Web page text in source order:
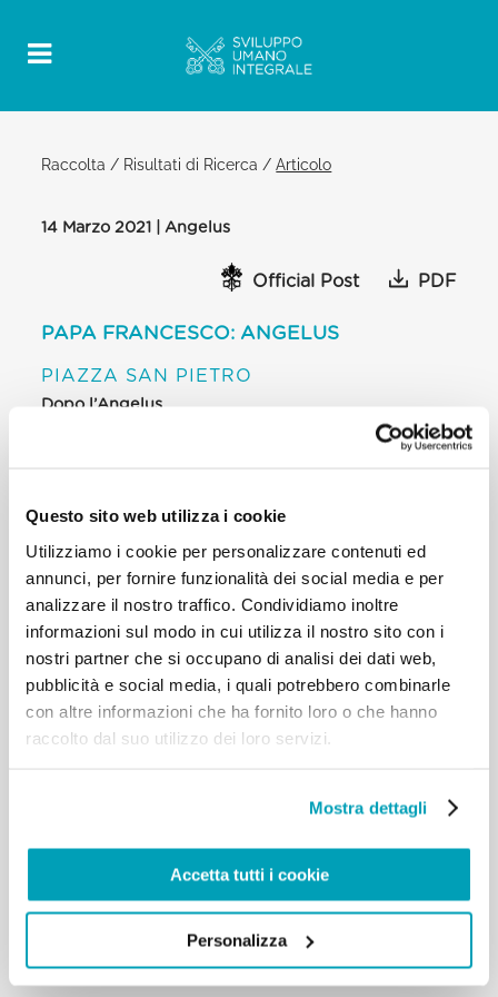
Questo sito web utilizza i cookie
Utilizziamo i cookie per personalizzare contenuti ed
annunci, per fornire funzionalità dei social media e per
analizzare il nostro traffico. Condividiamo inoltre
informazioni sul modo in cui utilizza il nostro sito con i
nostri partner che si occupano di analisi dei dati web,
pubblicità e social media, i quali potrebbero combinarle
con altre informazioni che ha fornito loro o che hanno
raccolto dal suo utilizzo dei loro servizi.
Mostra dettagli
Accetta tutti i cookie
Personalizza
Raccolta / Risultati di Ricerca /Articolo
14 Marzo 2021 | Angelus
Official Post PDF
PAPA FRANCESCO: ANGELUS
PIAZZA SAN PIETRO
Dopo l’Angelus
umanitarie del nostro tempo: un numero
migliaia di scomparsi, distruzioni, violenze di ogni
genere e immani sofferenze per tutta la
popolazione, in particolare per i più vulnerabili,
come i bambini, le donne e le persone anziane.
Rinnovo il mio accorato appello alle parti in
conflitto, affinché manifestino segni di buona
volontà, così che possa aprirsi uno squarcio di
speranza per la popolazione stremata. Auspico
altresì un deciso e rinnovato impegno, costruttivo e
sociale e avviare la ricostruzione e la ripresa
dimenticata e perché la nostra solidarietà ravvivi la
speranza.Preghiamo insieme per l’amata e
Torna ai risultati